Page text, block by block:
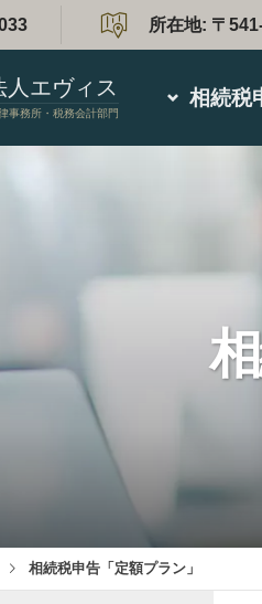
所在地: 〒
人エヴィス
事務所・税務会計部門
相続税
相続税申告「定額プラン」